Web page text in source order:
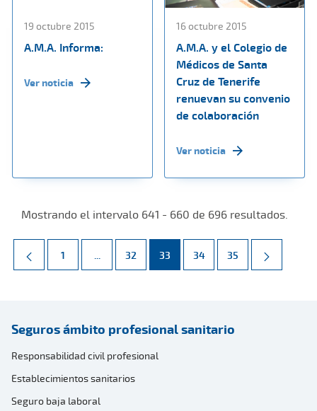
19 octubre 2015
A.M.A. Informa:
Ver noticia
16 octubre 2015
A.M.A. y el Colegio de
Médicos de Santa
Cruz de Tenerife
renuevan su convenio
de colaboración
Ver noticia
Mostrando el intervalo 641 - 660 de 696 resultados.
Página
1 ... Páginas intermedias Use TAB para desplazarse.
Página
32 Página
33 Página
34 Página
35
Seguros ámbito profesional sanitario
Responsabilidad civil profesional
Establecimientos sanitarios
Seguro baja laboral